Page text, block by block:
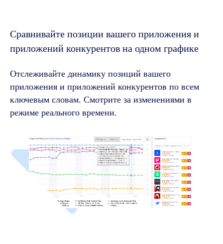
Сравнивайте позиции вашего приложения и
приложений конкурентов на одном графике
Отслеживайте динамику позиций вашего
приложения и приложений конкурентов по всем
ключевым словам. Смотрите за изменениями в
режиме реального времени.